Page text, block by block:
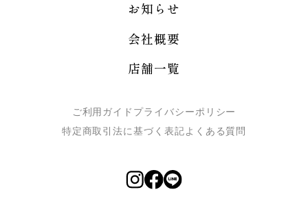
お知らせ
会社概要
店舗一覧
ご利用ガイド プライバシーポリシー
特定商取引法に基づく表記よくある質問